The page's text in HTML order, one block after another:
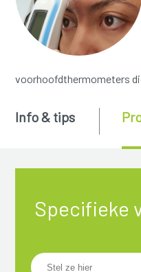
voorhoofdthermometers
Specifieke
Info & tips